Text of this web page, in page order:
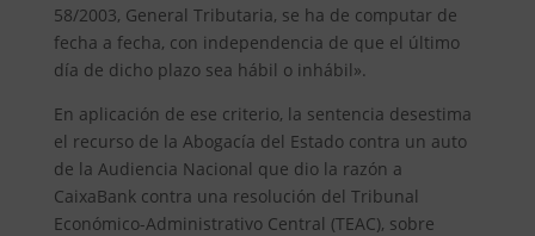
58/2003, General Tributaria, se ha de computar de
fecha a fecha, con independencia de que el último
día de dicho plazo sea hábil o inhábil».
En aplicación de ese criterio, la sentencia desestima
el recurso de la Abogacía del Estado contra un auto
de la Audiencia Nacional que dio la razón a
CaixaBank contra una resolución del Tribunal
Económico-Administrativo Central (TEAC), sobre